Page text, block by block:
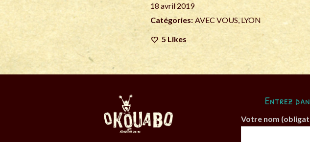
18 avril 2019
Catégories: AVEC VOUS,LYON
5 Likes
Entrez
Votre nom